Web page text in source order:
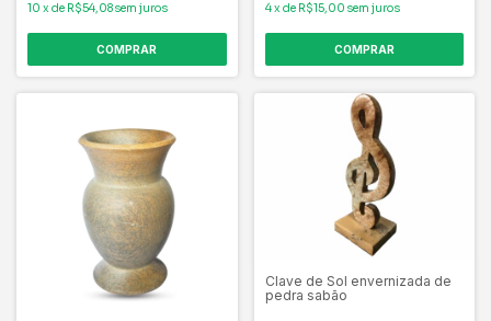
10 xde R$54,08sem juros 4xde R$15,00 sem juros
Clave de Sol envernizada de
pedra sabão